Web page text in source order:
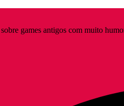
games antigos com muito